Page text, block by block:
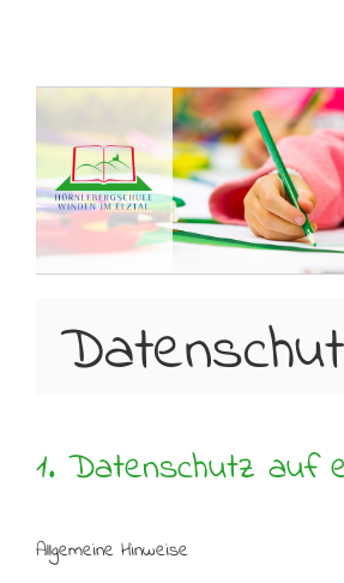
1. Datenschutz auf
Allgemeine Hinweise